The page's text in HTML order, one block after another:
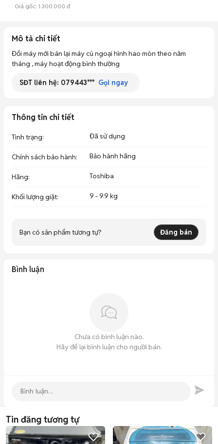
Giá gốc: 1.300.000 đ
Mô tả chi tiết
Đổi máy mới bán lại máy củ ngoại hình hao mòn theo năm
tháng , máy hoạt động bình thường
SĐT liên hệ: 079443*** Gọi ngay
Thông tin chi tiết
Tình trạng: Đã sử dụng
Chính sách bảo hành: Bảo hành hãng
Hãng: Toshiba
Khối lượng giặt: 9 - 9.9 kg
Bạn có sản phẩm tương tự? Đăng bán
Bình luận
Chưa có bình luận nào.
Hãy để lại bình luận cho người bán.
Tin đăng tương tự